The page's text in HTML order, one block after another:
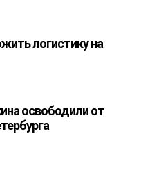
логистику на
освободили от